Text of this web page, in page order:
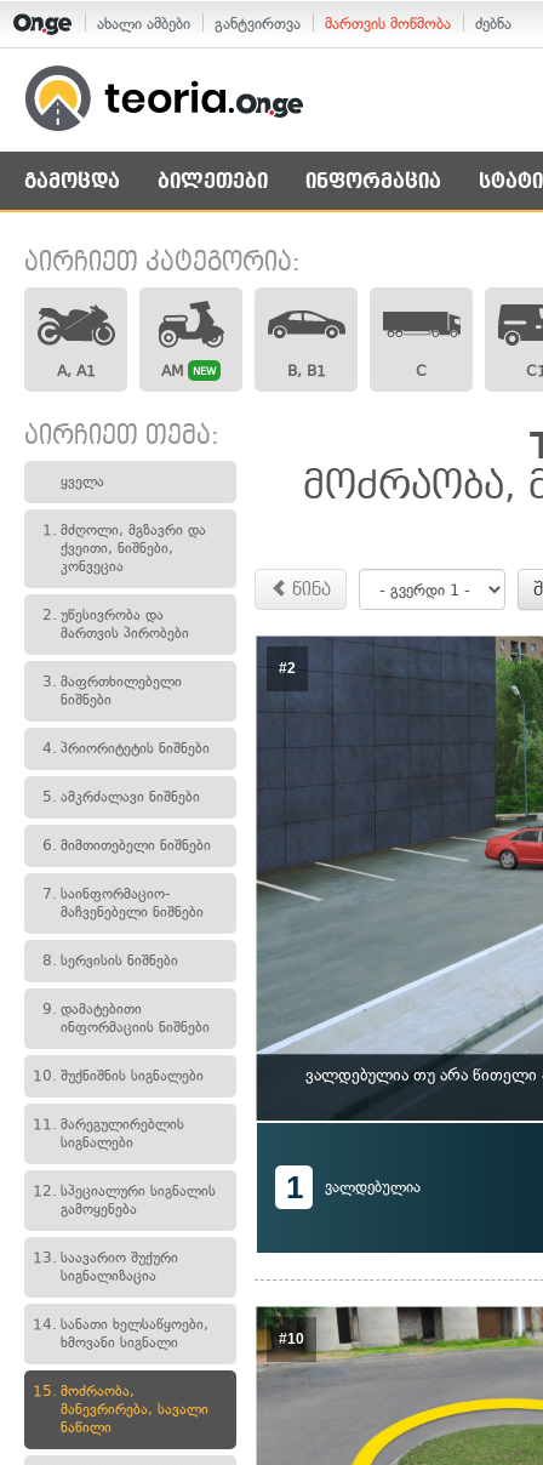
ახალი ამბები განტვირთვა მართვის მოწმობა ძებნა
გამოცდა ბილეთები ინფორმაცია
აირჩიეთ კატეგორია:
A, A1 AM NEW B, B1 C
აირჩიეთ თემა:
ყველა
1. მძღოლი, მგზავრი და
ქვეითი, ნიშნები,
კონვეცია
2. უწესივრობა და
მართვის პირობები
3. მაფრთხილებელი
ნიშნები
4. პრიორიტეტის ნიშნები
5. ამკრძალავი ნიშნები
6. მიმთითებელი ნიშნები
7. საინფორმაციო-
მაჩვენებელი ნიშნები
8. სერვისის ნიშნები
9. დამატებითი
ინფორმაციის ნიშნები
10. შუქნიშნის სიგნალები
11. მარეგულირებლის
სიგნალები
12. სპეციალური სიგნალის
გამოყენება
13. საავარიო შუქური
სიგნალიზაცია
14. სანათი ხელსაწყოები,
ხმოვანი სიგნალი
15. მოძრაობა,
მანევრირება, სავალი
ნაწილი
მოძრაობა,
წინა
#2
ვალდებულია თუ არა წითელი
1 ვალდებულია
#10